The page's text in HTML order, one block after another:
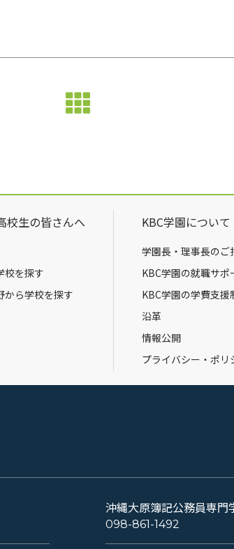
校生の皆さんへ
校を探す
から学校を探す
KBC学園について
学園長・理事長のご
KBC学園の就職サポ
KBC学園の学費支援
沿革
情報公開
プライバシー・ポリ
沖縄大原簿記公務員専門
098-861-1492